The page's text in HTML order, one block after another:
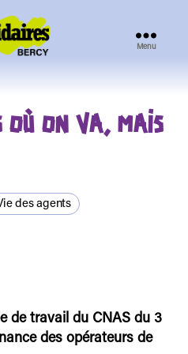
Menu
OÙ ON VA, MAIS
des agents
de travail du CNAS du 3
des opérateurs de